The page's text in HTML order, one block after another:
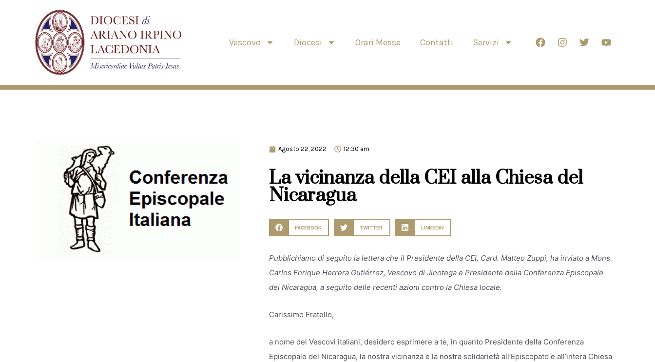
Vescovo Diocesi Orari Messe Contatti Servizi
Agosto 22, 2022 12:30 am
La vicinanza della CEI alla Chiesa del
Nicaragua
FACEBOOK TWITTER LINKEDIN
Pubblichiamo di seguito la lettera che il Presidente della CEI, Card. Matteo Zuppi, ha inviato a Mons.
Carlos Enrique Herrera Gutiérrez, Vescovo di Jinotega e Presidente della Conferenza Episcopale
del Nicaragua, a seguito delle recenti azioni contro la Chiesa locale.
Carissimo Fratello,
a nome dei Vescovi italiani, desidero esprimere a te, in quanto Presidente della Conferenza
Episcopale del Nicaragua, la nostra vicinanza e la nostra solidarietà all’Episcopato e all’intera Chiesa